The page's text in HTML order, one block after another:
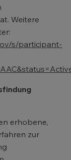
Weitere
s/participant-
erhobene,
zur